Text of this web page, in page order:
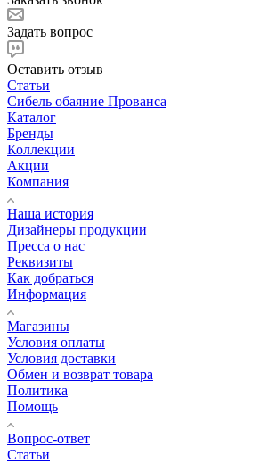
Задать вопрос
Оставить отзыв
Статьи
Сибель обаяние Прованса
Каталог
Бренды
Коллекции
Акции
Компания
Наша история
Дизайнеры продукции
Пресса о нас
Реквизиты
Как добраться
Информация
Магазины
Условия оплаты
Условия доставки
Обмен и возврат товара
Политика
Помощь
Вопрос-ответ
Статьи